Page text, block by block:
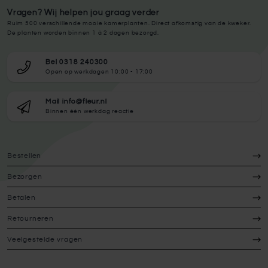
Vragen? Wij helpen jou graag verder
Ruim 500 verschillende mooie kamerplanten. Direct afkomstig van de kweker.
De planten worden binnen 1 à 2 dagen bezorgd.
Bel 0318 240300
Open op werkdagen 10:00 - 17:00
Mail info@fleur.nl
Binnen één werkdag reactie
Bestellen
Bezorgen
Betalen
Retourneren
Veelgestelde vragen